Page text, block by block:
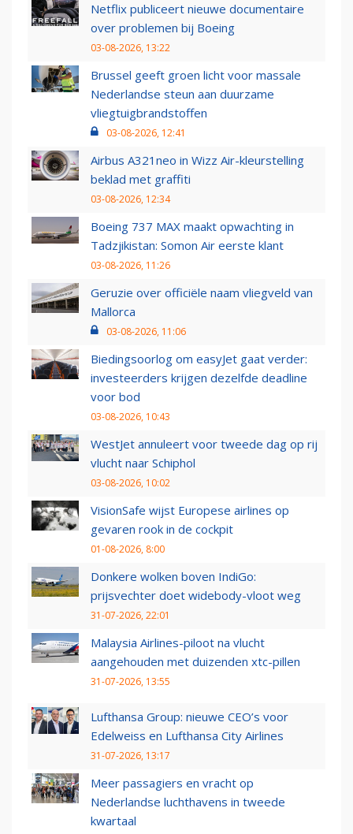
Netflix publiceert nieuwe documentaire
over problemen bij Boeing
03-08-2026, 13:22
Brussel geeft groen licht voor massale
Nederlandse steun aan duurzame
vliegtuigbrandstoffen
03-08-2026, 12:41
Airbus A321neo in Wizz Air-kleurstelling
beklad met graffiti
03-08-2026, 12:34
Boeing 737 MAX maakt opwachting in
Tadzjikistan: Somon Air eerste klant
03-08-2026, 11:26
Geruzie over officiële naam vliegveld van
Mallorca
03-08-2026, 11:06
Biedingsoorlog om easyJet gaat verder:
investeerders krijgen dezelfde deadline
voor bod
03-08-2026, 10:43
WestJet annuleert voor tweede dag op rij
vlucht naar Schiphol
03-08-2026, 10:02
VisionSafe wijst Europese airlines op
gevaren rook in de cockpit
01-08-2026, 8:00
Donkere wolken boven IndiGo:
prijsvechter doet widebody-vloot weg
31-07-2026, 22:01
Malaysia Airlines-piloot na vlucht
aangehouden met duizenden xtc-pillen
31-07-2026, 13:55
Lufthansa Group: nieuwe CEO’s voor
Edelweiss en Lufthansa City Airlines
31-07-2026, 13:17
Meer passagiers en vracht op
Nederlandse luchthavens in tweede
kwartaal